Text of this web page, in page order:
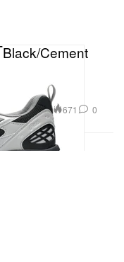
Cement
671 0